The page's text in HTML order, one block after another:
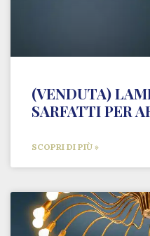
(VENDUTA)
SARFATTI PER
SCOPRI DI PIÙ »